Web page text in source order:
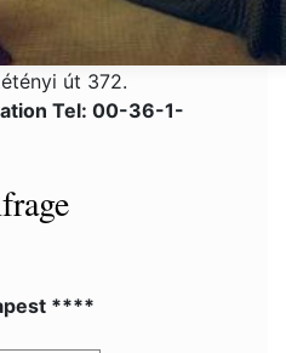
út 372.
Tel: 00-36-1-
****